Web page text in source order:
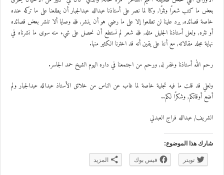
بعض ما كتب شعرًا ونثرًا, وكنا لما نصر على أستاذنا عبدالله عبدالجبار أن يطلعنا على ما تركه عنده
خاصة قصائده, يرد علينا لن تطلعوا إلا على ما رضي هو أن ينشر, فله وصايا ألا تنشر بعض قصائده
أو نثره, ولعل أستاذنا الجليل مثله, فله شعر لم نستطع أن نحصل على شيء منه سوى ما نشرناه في
نهاية مجلد مقالاته, مع أننا على يقين أنه قد اخترنا الكثير منها.
رحم الله أستاذنا وغفر له, ورحم من اجتمعنا في داره اليوم الشيخ حمد الجاسر.
ولعلي قد قلت ما فيه تجلية خاصة لما غاب عن الناس من خلائق الأستاذ عبدالله عبدالجبار ولم
أضع أوقاتكم, وشكرًا لكم..
الشريف/ عبدالله فراج العبدلي
شارك هذا الموضوع:
تويتر فيس بوك المزيد